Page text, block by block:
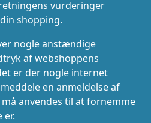
vurderinger
shopping.
nogle anstændige
af webshoppens
er der nogle internet
en anmeldelse af
anvendes til at fornemme
er.